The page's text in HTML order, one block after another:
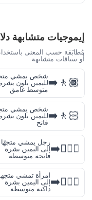
إيموجيات متشابهة
مُطابَقة حسب المعنى
أو سياقات متشابهة.
🚶🏾‍➡️
شخص يمشي
لليمين بلون بشرة
متوسط غامق
🚶🏻‍➡️
شخص يمشي
لليمين بلون بشرة
فاتح
🚶🏼‍♂️‍➡️
رجل يمشي متجهًا
إلى اليمين بشرة
فاتحة متوسطة
🚶🏾‍♀️‍➡️
امرأة تمشي
إلى اليمين بشرة
داكنة متوسطة